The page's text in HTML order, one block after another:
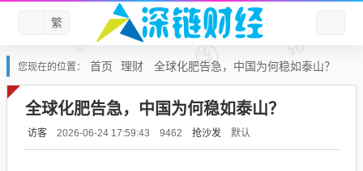
繁
您现在的位置： 首页 理财 全球化肥告急，中国为何稳如泰山？
全球化肥告急，中国为何稳如泰山？
访客 2026-06-24 17:59:43 9462 抢沙发 默认